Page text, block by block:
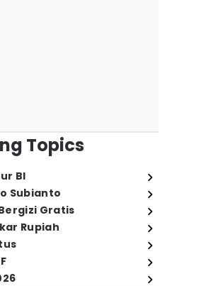
Topics
BI
Subianto
Gratis
Rupiah